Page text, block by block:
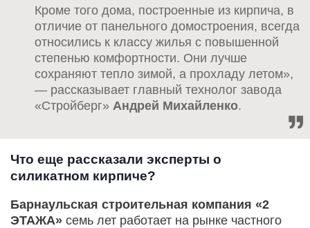
Кроме того дома, построенные из кирпича, в
отличие от панельного домостроения, всегда
относились к классу жилья с повышенной
степенью комфортности. Они лучше
сохраняют тепло зимой, а прохладу летом»,
— рассказывает главный технолог завода
«Стройберг» Андрей Михайленко.
Что еще рассказали эксперты о
силикатном кирпиче?
Барнаульская строительная компания «2
ЭТАЖА» семь лет работает на рынке частного